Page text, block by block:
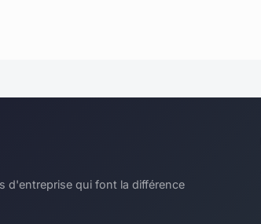
d'entreprise qui font la différence